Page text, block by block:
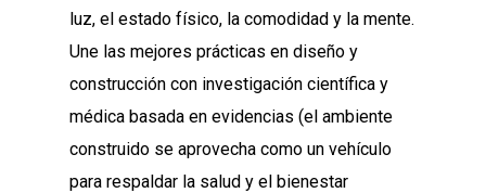
luz, el estado físico, la comodidad y la mente.
Une las mejores prácticas en diseño y
construcción con investigación científica y
médica basada en evidencias (el ambiente
construido se aprovecha como un vehículo
para respaldar la salud y el bienestar